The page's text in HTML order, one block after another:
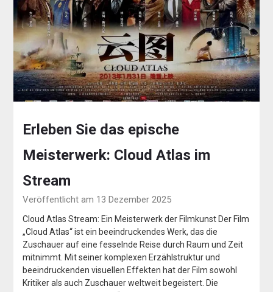
Erleben Sie das epische
Meisterwerk: Cloud Atlas im
Stream
Veröffentlicht am 13 Dezember 2025
Cloud Atlas Stream: Ein Meisterwerk der Filmkunst Der Film
„Cloud Atlas“ ist ein beeindruckendes Werk, das die
Zuschauer auf eine fesselnde Reise durch Raum und Zeit
mitnimmt. Mit seiner komplexen Erzählstruktur und
beeindruckenden visuellen Effekten hat der Film sowohl
Kritiker als auch Zuschauer weltweit begeistert. Die